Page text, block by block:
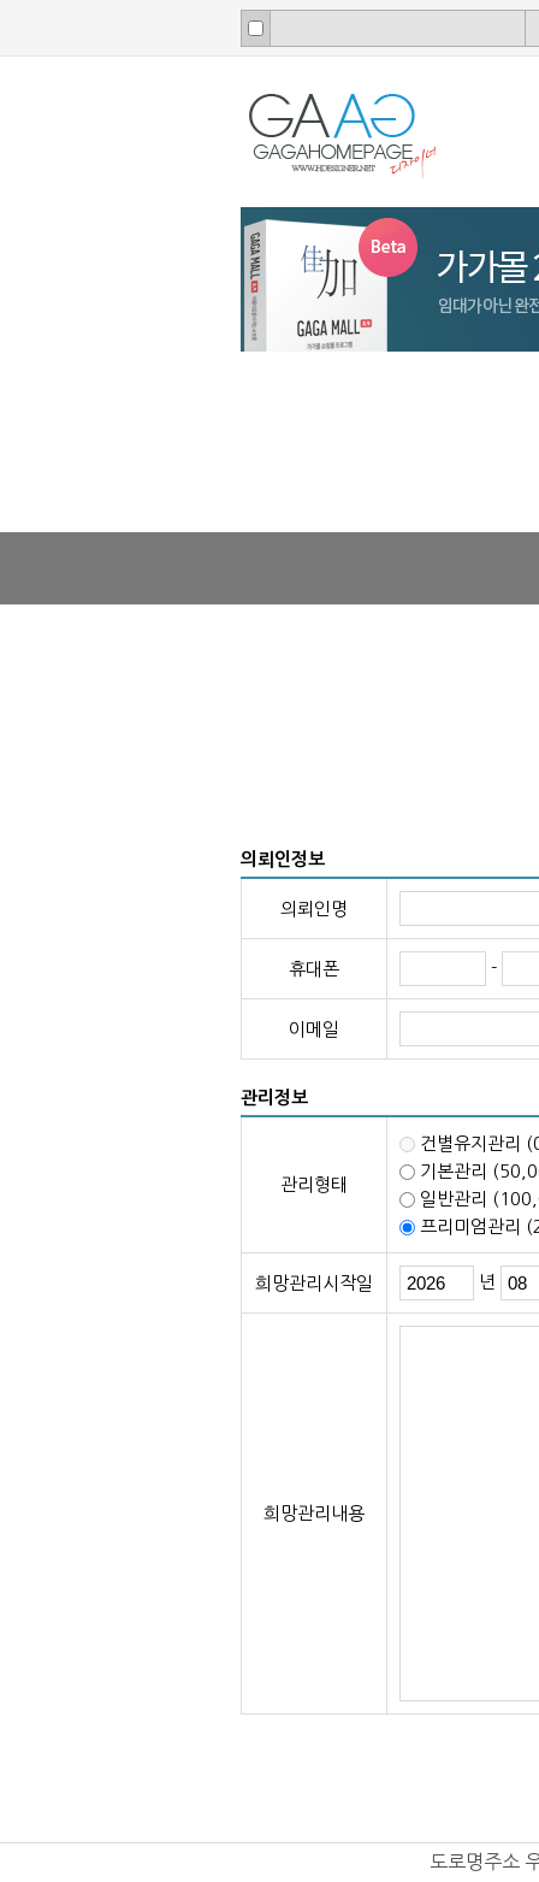
의뢰인정보
의뢰인명
휴대폰 -
이메일
관리정보
관리형태
건별유지관리
기본관리
일반관리
프리미엄관리
희망관리시작일 년
희망관리내용
도로명주소